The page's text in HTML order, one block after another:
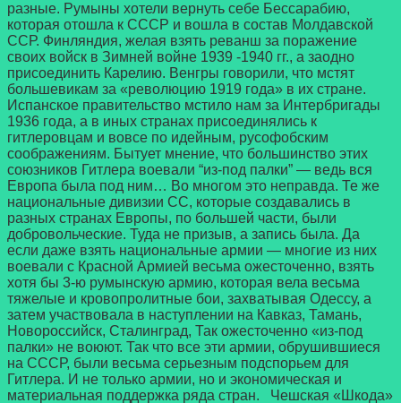
разные. Румыны хотели вернуть себе Бессарабию,
которая отошла к СССР и вошла в состав Молдавской
ССР. Финляндия, желая взять реванш за поражение
своих войск в Зимней войне 1939 -1940 гг., а заодно
присоединить Карелию. Венгры говорили, что мстят
большевикам за «революцию 1919 года» в их стране.
Испанское правительство мстило нам за Интербригады
1936 года, а в иных странах присоединялись к
гитлеровцам и вовсе по идейным, русофобским
соображениям. Бытует мнение, что большинство этих
союзников Гитлера воевали “из-под палки” — ведь вся
Европа была под ним… Во многом это неправда. Те же
национальные дивизии СС, которые создавались в
разных странах Европы, по большей части, были
добровольческие. Туда не призыв, а запись была. Да
если даже взять национальные армии — многие из них
воевали с Красной Армией весьма ожесточенно, взять
хотя бы 3-ю румынскую армию, которая вела весьма
тяжелые и кровопролитные бои, захватывая Одессу, а
затем участвовала в наступлении на Кавказ, Тамань,
Новороссийск, Сталинград, Так ожесточенно «из-под
палки» не воюют. Так что все эти армии, обрушившиеся
на СССР, были весьма серьезным подспорьем для
Гитлера. И не только армии, но и экономическая и
материальная поддержка ряда стран. Чешская «Шкода»